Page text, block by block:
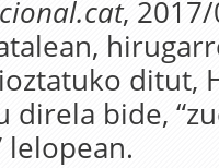
,
ditut,
direla bide,
lelopean.